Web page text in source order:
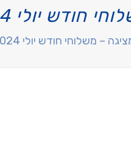
חודש יולי 2024
– משלוחי חודש יולי 2024